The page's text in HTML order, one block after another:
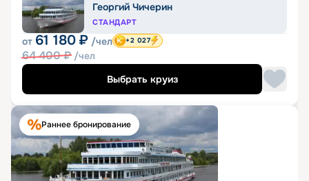
Георгий Чичерин
СТАНДАРТ
от 61 180 ₽ /чел
64 400₽ /чел
+2 027
Выбрать круиз
Раннее бронирование